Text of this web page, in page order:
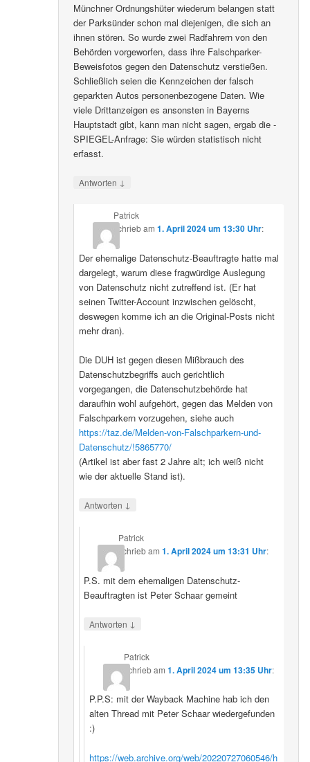
Münchner Ordnungshüter wiederum belangen statt
der Parksünder schon mal diejenigen, die sich an
ihnen stören. So wurde zwei Radfahrern von den
Behörden vorgeworfen, dass ihre Falschparker-
Beweisfotos gegen den Datenschutz verstießen.
Schließlich seien die Kennzeichen der falsch
geparkten Autos ­personenbezogene Daten. Wie
viele Drittanzeigen es ansonsten in Bayerns
Hauptstadt gibt, kann man nicht sagen, ergab die ­
SPIEGEL-Anfrage: Sie würden statistisch nicht
erfasst.
Antworten ↓
Patrick
schriebam 1. April 2024 um 13:30 Uhr:
Der ehemalige Datenschutz-Beauftragte hatte mal
dargelegt, warum diese fragwürdige Auslegung
von Datenschutz nicht zutreffend ist. (Er hat
seinen Twitter-Account inzwischen gelöscht,
deswegen komme ich an die Original-Posts nicht
mehr dran).
Die DUH ist gegen diesen Mißbrauch des
Datenschutzbegriffs auch gerichtlich
vorgegangen, die Datenschutzbehörde hat
daraufhin wohl aufgehört, gegen das Melden von
Falschparkern vorzugehen, siehe auch
https://taz.de/Melden-von-Falschparkern-und-
Datenschutz/!5865770/
(Artikel ist aber fast 2 Jahre alt; ich weiß nicht
wie der aktuelle Stand ist).
Antworten ↓
Patrick
schriebam1. April 2024 um 13:31 Uhr:
P.S. mit dem ehemaligen Datenschutz-
Beauftragten ist Peter Schaar gemeint
Antworten ↓
Patrick
schriebam 1. April 2024 um 13:35 Uhr:
P.P.S: mit der Wayback Machine hab ich den
alten Thread mit Peter Schaar wiedergefunden
:)
https://web.archive.org/web/20220727060546/h